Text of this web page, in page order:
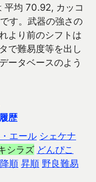
平均 70.92, カッコ
す。武器の強さの
より前のシフトは
で難易度等を出し
ータベースのよう
歴
エール シェケナ
シラズ どんぴこ
順 昇順 野良難易